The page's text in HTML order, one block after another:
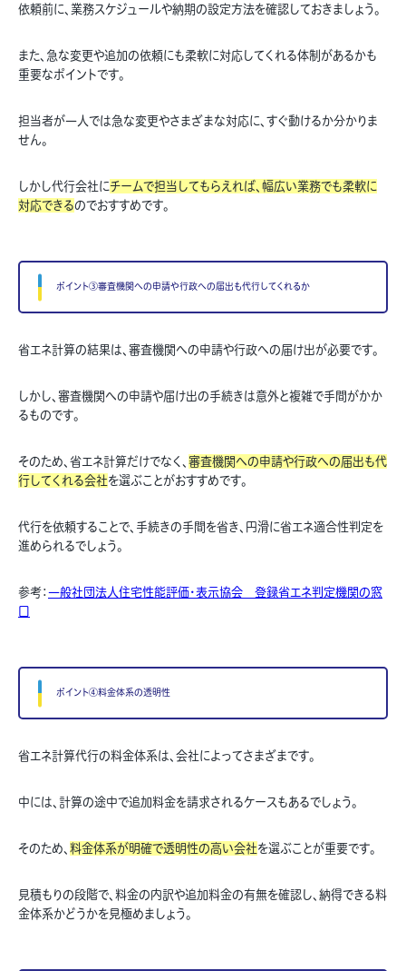
依頼前に、業務スケジュールや納期の設定方法を確認しておきましょう。
また、急な変更や追加の依頼にも柔軟に対応してくれる体制があるかも
重要なポイントです。
担当者が一人では急な変更やさまざまな対応に、すぐ動けるか分かりま
せん。
しかし代行会社にチームで担当してもらえれば、幅広い業務でも柔軟に
対応できるのでおすすめです。
ポイント③審査機関への申請や行政への届出も代行してくれるか
省エネ計算の結果は、審査機関への申請や行政への届け出が必要です。
しかし、審査機関への申請や届け出の手続きは意外と複雑で手間がかか
るものです。
そのため、省エネ計算だけでなく、 審査機関への申請や行政への届出も代
行してくれる会社を選ぶことがおすすめです。
代行を依頼することで、手続きの手間を省き、円滑に省エネ適合性判定を
進められるでしょう。
参考：一般社団法人住宅性能評価・表示協会 登録省エネ判定機関の窓
口
ポイント④料金体系の透明性
省エネ計算代行の料金体系は、会社によってさまざまです。
中には、計算の途中で追加料金を請求されるケースもあるでしょう。
そのため、 料金体系が明確で透明性の高い会社を選ぶことが重要です。
見積もりの段階で、料金の内訳や追加料金の有無を確認し、納得できる料
金体系かどうかを見極めましょう。